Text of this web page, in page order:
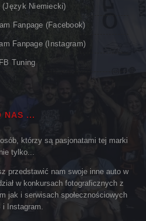
(język Niemiecki)
Fanpage (Facebook)
Fanpage (Instagram)
Tuning
NAS ...
którzy są pasjonatami tej marki
tylko...
przedstawić nam swoje inne auto w
w konkursach fotograficznych z
jak i serwisach społecznościowych
i Instagram.